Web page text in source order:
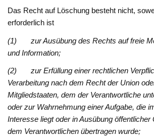
Das Recht auf Löschung besteht nicht,
erforderlich ist
(1) zur Ausübung des Rechts auf freie
und Information;
(2) zur Erfüllung einer rechtlichen
Verarbeitung nach dem Recht der Union
Mitgliedstaaten, dem der Verantwortliche
oder zur Wahrnehmung einer Aufgabe, die
Interesse liegt oder in Ausübung öffentlicher
dem Verantwortlichen übertragen wurde;